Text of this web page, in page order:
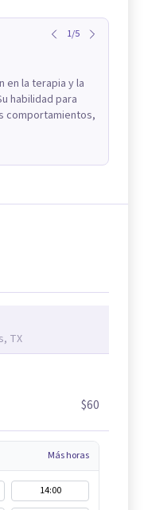
1/5
en la terapia y la
habilidad para
comportamientos,
TX
$60
Más horas
14:00